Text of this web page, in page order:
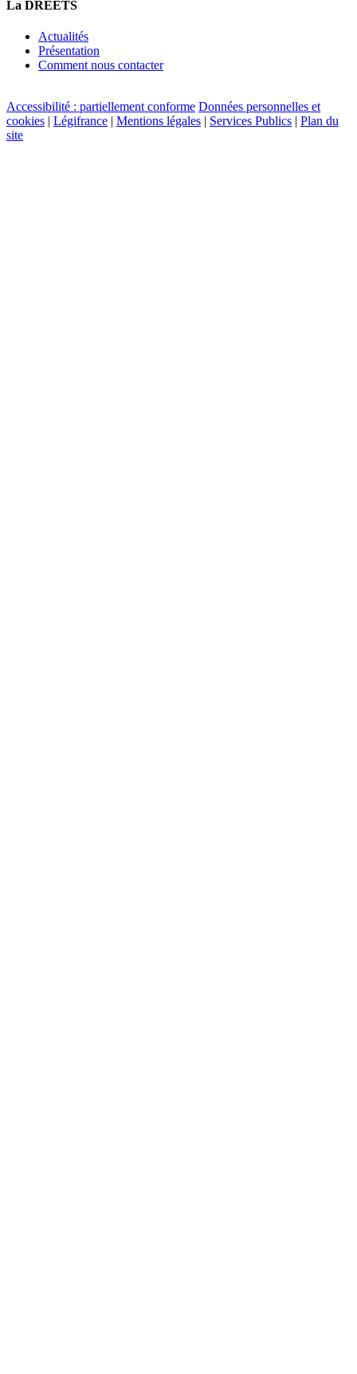
La DREETS
Actualités
Présentation
Comment nous contacter
Accessibilité : partiellement conforme Données personnelles et
cookies | Légifrance | Mentions légales | Services Publics | Plan du
site